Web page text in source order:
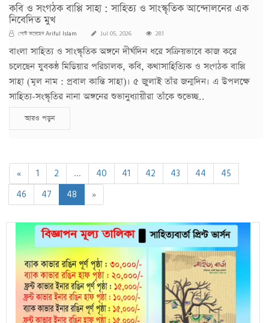
কবি ও সংগঠক বাপ্পি সাহা : সাহিত্য ও সাংস্কৃতিক আন্দোলনের এক
নিবেদিত মুখ
পোস্ট করেছেনAriful Islam Jul 05, 2026 281
বাংলা সাহিত্য ও সাংস্কৃতিক অঙ্গনে দীর্ঘদিন ধরে সক্রিয়ভাবে কাজ করে
চলেছেন যুবকন্ঠ মিডিয়ার পরিচালক, কবি, কথাসাহিত্যিক ও সংগঠক বাপ্পি
সাহা (মূল নাম : প্রবাল কান্তি সাহা)। ৫ জুলাই তাঁর জন্মদিন। এ উপলক্ষে
সাহিত্য-সংস্কৃতির নানা অঙ্গনের শুভানুধ্যায়ীরা তাঁকে শুভেচ্ছ..
আরও পড়ুন
« 1 2 ... 40 41 42 43 44 45
46 47 48 »